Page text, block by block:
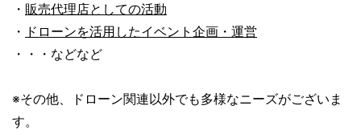
・ 販売代理店としての活動
・ ドローンを活用したイベント企画・運営
・・・などなど
※その他、ドローン関連以外でも多様なニーズがございま
す。